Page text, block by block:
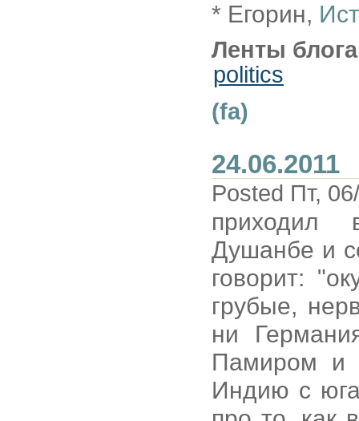
* Егорин,
Ленты
politics
(fa)
24.06.2011
Posted Пт,
приходил
Душанбе и
говорит:
грубые,
ни
Памиром и
Индию с